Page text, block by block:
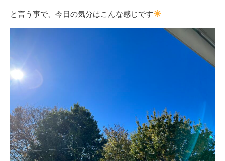
と言う事で、今日の気分はこんな感じです